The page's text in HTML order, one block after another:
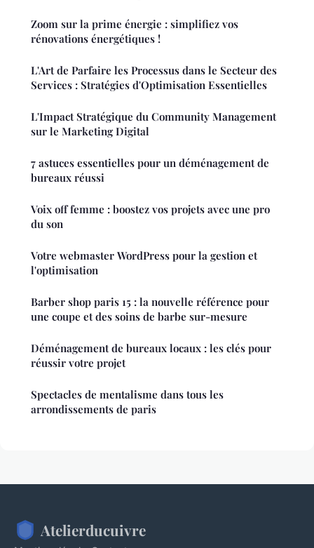
Zoom sur la prime énergie : simplifiez vos
rénovations énergétiques !
L'Art de Parfaire les Processus dans le Secteur des
Services : Stratégies d'Optimisation Essentielles
L'Impact Stratégique du Community Management
sur le Marketing Digital
7 astuces essentielles pour un déménagement de
bureaux réussi
Voix off femme : boostez vos projets avec une pro
du son
Votre webmaster WordPress pour la gestion et
l'optimisation
Barber shop paris 15 : la nouvelle référence pour
une coupe et des soins de barbe sur-mesure
Déménagement de bureaux locaux : les clés pour
réussir votre projet
Spectacles de mentalisme dans tous les
arrondissements de paris
Atelierducuivre